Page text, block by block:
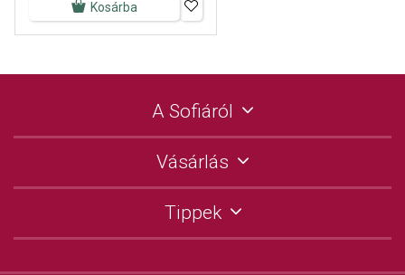
Kosárba
A Sofiáról
Vásárlás
Tippek